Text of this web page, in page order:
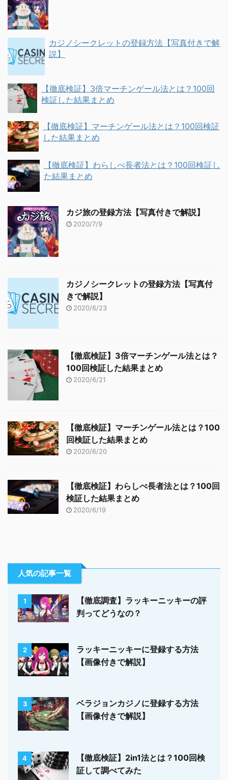
カジノシークレットの登録方法【写真付きで解
説】
【徹底検証】3倍マーチンゲール法とは？100回
検証した結果まとめ
【徹底検証】マーチンゲール法とは？100回検証
した結果まとめ
【徹底検証】わらしべ長者法とは？100回検証し
た結果まとめ
カジ旅の登録方法【写真付きで解説】
2020/7/9
カジノシークレットの登録方法【写真付
きで解説】
2020/6/23
【徹底検証】3倍マーチンゲール法とは？
100回検証した結果まとめ
2020/6/21
【徹底検証】マーチンゲール法とは？100
回検証した結果まとめ
2020/6/20
【徹底検証】わらしべ長者法とは？100回
検証した結果まとめ
2020/6/19
人気の記事一覧
1
【徹底調査】ラッキーニッキーの評
判ってどうなの？
2
ラッキーニッキーに登録する方法
【画像付きで解説】
3
ベラジョンカジノに登録する方法
【画像付きで解説】
4
【徹底検証】2in1法とは？100回検
証して調べてみた